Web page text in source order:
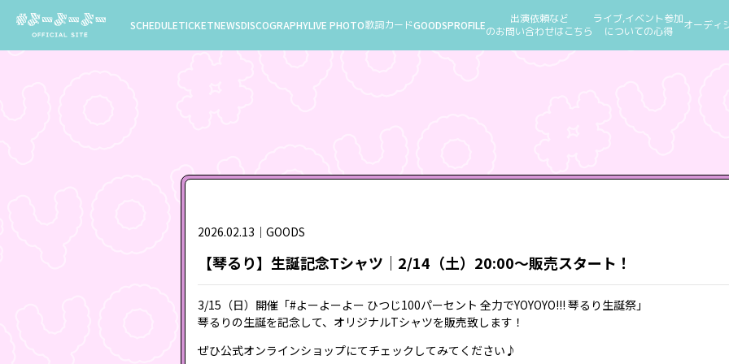
SCHEDULETICKETNEWSDISCOGRAPHYLIVE PHOTO歌詞カードGOODSPROFILE
出演依頼など
のお問い合わせはこちら
ライブ,イベント参加
についての心得
オーディ
2026.02.13｜GOODS
【琴るり】生誕記念Tシャツ｜2/14（土）20:00～販売スタート！
3/15（日）開催「#よーよーよー ひつじ100パーセント 全力でYOYOYO!!! 琴るり生誕祭」
琴るりの生誕を記念して、オリジナルTシャツを販売致します！
ぜひ公式オンラインショップにてチェックしてみてください♪